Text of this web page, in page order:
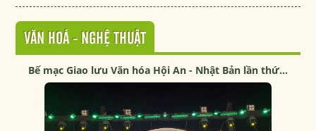
VĂN HOÁ - NGHỆ THUẬT
Bế mạc Giao lưu Văn hóa Hội An - Nhật Bản lần thứ...